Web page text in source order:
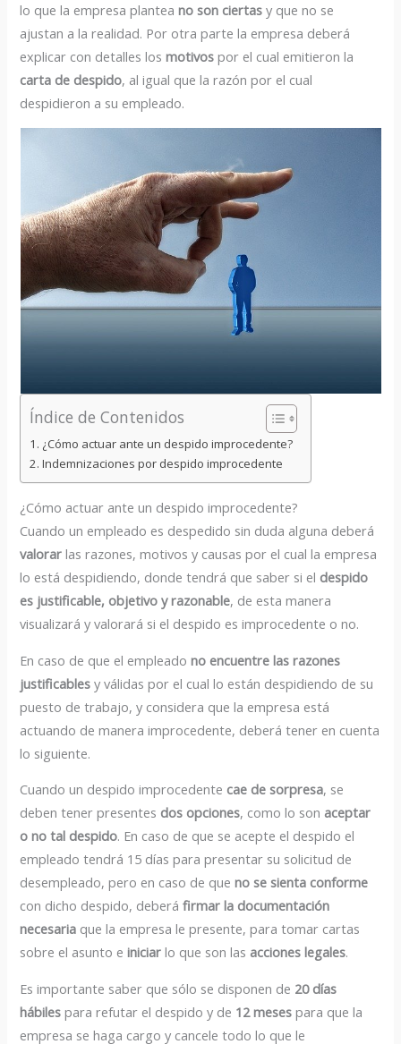
lo que la empresa planteano son ciertas y que no se
ajustan a la realidad. Por otra parte la empresa deberá
explicar con detalles losmotivos por el cual emitieron la
carta de despido, al igual que la razón por el cual
despidieron a su empleado.
Índice de Contenidos
¿Cómo actuar ante un despido improcedente?
Indemnizaciones por despido improcedente
¿Cómo actuar ante un despido improcedente?
Cuando un empleado es despedido sin duda alguna deberá
valorar las razones, motivos y causas por el cual la empresa
lo está despidiendo, donde tendrá que saber si el despido
es justificable, objetivo y razonable, de esta manera
visualizará y valorará si el despido es improcedente o no.
En caso de que el empleadono encuentre las razones
justificablesy válidas por el cual lo están despidiendo de su
puesto de trabajo, y considera que la empresa está
actuando de manera improcedente, deberá tener en cuenta
lo siguiente.
Cuando un despido improcedente cae de sorpresa, se
deben tener presentes dos opciones, como lo son aceptar
o no tal despido. En caso de que se acepte el despido el
empleado tendrá 15 días para presentar su solicitud de
desempleado, pero en caso de queno se sienta conforme
con dicho despido, deberáfirmar la documentación
necesaria que la empresa le presente, para tomar cartas
sobre el asunto einiciar lo que son las acciones legales.
Es importante saber que sólo se disponen de 20 días
hábiles para refutar el despido y de 12 meses para que la
empresa se haga cargo y cancele todo lo que le